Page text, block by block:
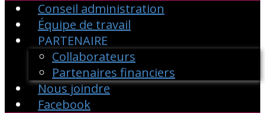
Conseil administration
Équipe de travail
PARTENAIRE
Collaborateurs
Partenaires financiers
Nous joindre
Facebook